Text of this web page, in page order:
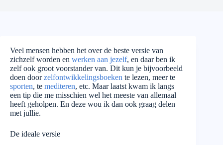
Veel mensen hebben het over de beste versie van
zichzelf worden en werken aan jezelf, en daar ben ik
zelf ook groot voorstander van. Dit kun je bijvoorbeeld
doen doorzelfontwikkelingsboeken te lezen, meer te
sporten, te mediteren, etc. Maar laatst kwam ik langs
een tip die me misschien wel het meeste van allemaal
heeft geholpen. En deze wou ik dan ook graag delen
met jullie.
De ideale versie